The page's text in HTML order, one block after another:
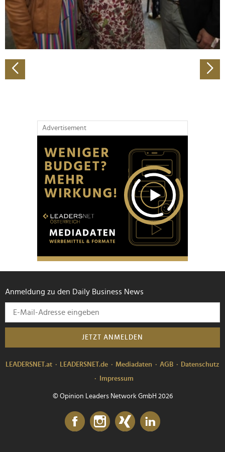
personalisieren, Funktionen für soziale Medien anbieten
zu können und die Zugriffe auf unsere Website zu
analysieren. Außerdem geben wir Informationen zu Ihrer
Verwendung unserer Website an unsere Partner für
Partner führen diese Informationen möglicherweise mit
weiteren Daten zusammen, die Sie ihnen bereitgestellt
Advertisement
Anmeldung zu den Daily Business News
JETZT ANMELDEN
LEADERSNET.at LEADERSNET.de Mediadaten AGB
Datenschutz
Impressum
© Opinion Leaders Network GmbH 2026